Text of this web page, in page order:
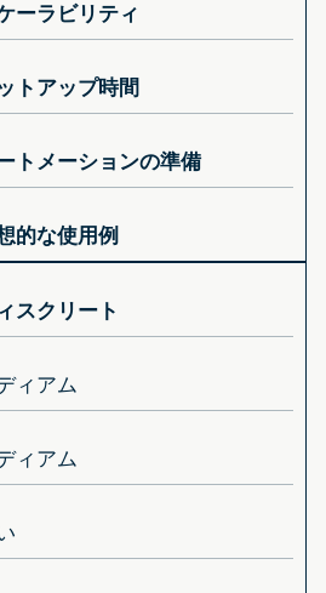
ーラビリティ
トアップ時間
トメーションの準備
的な使用例
スクリート
ィアム
ィアム